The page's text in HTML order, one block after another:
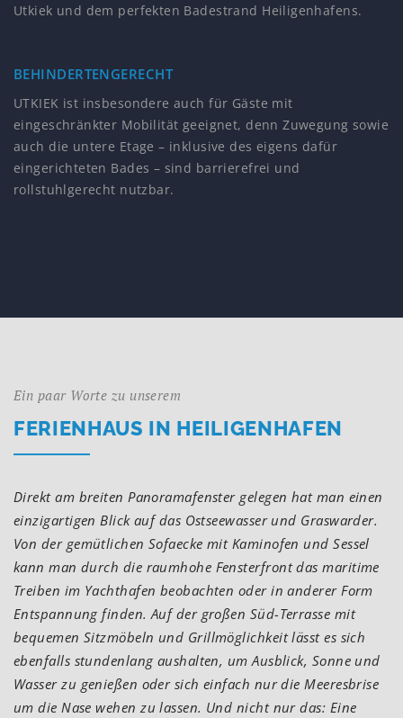
Utkiek und dem perfekten Badestrand Heiligenhafens.
BEHINDERTENGERECHT
UTKIEK ist insbesondere auch für Gäste mit
eingeschränkter Mobilität geeignet, denn Zuwegung sowie
auch die untere Etage – inklusive des eigens dafür
eingerichteten Bades – sind barrierefrei und
rollstuhlgerecht nutzbar.
Ein paar Worte zu unserem
FERIENHAUS IN HEILIGENHAFEN
Direkt am breiten Panoramafenster gelegen hat man einen
einzigartigen Blick auf das Ostseewasser und Graswarder.
Von der gemütlichen Sofaecke mit Kaminofen und Sessel
kann man durch die raumhohe Fensterfront das maritime
Treiben im Yachthafen beobachten oder in anderer Form
Entspannung finden. Auf der großen Süd-Terrasse mit
bequemen Sitzmöbeln und Grillmöglichkeit lässt es sich
ebenfalls stundenlang aushalten, um Ausblick, Sonne und
Wasser zu genießen oder sich einfach nur die Meeresbrise
um die Nase wehen zu lassen. Und nicht nur das: Eine